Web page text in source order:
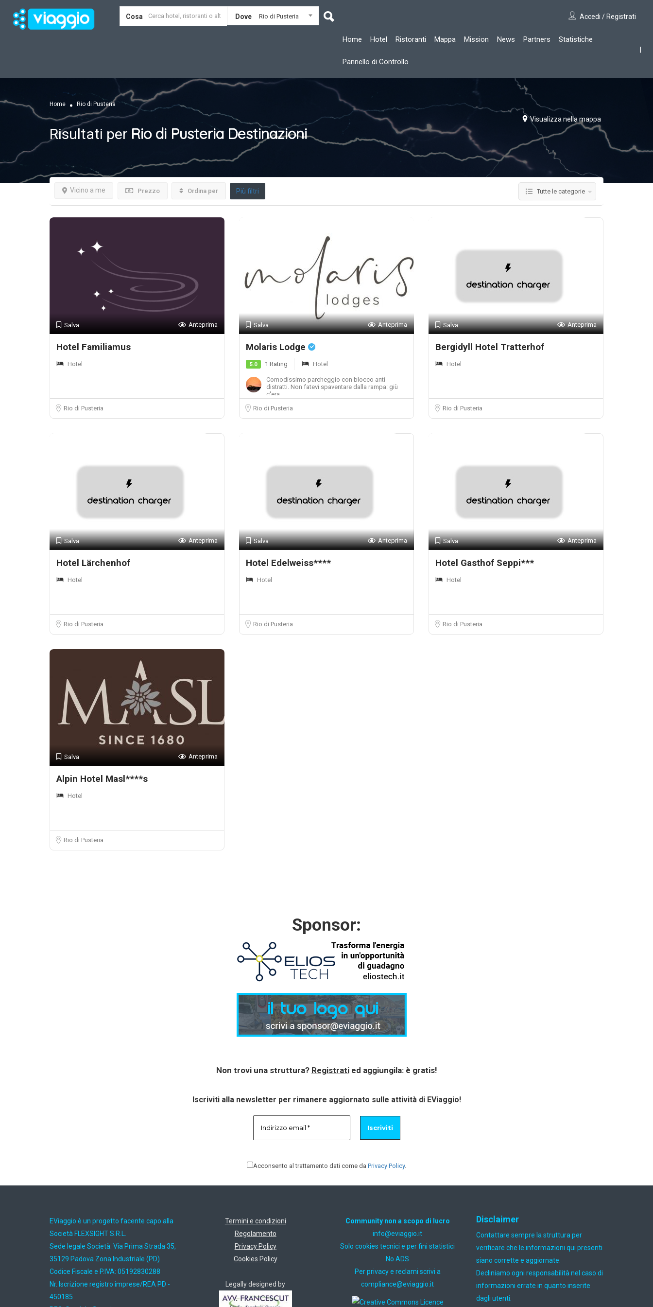
Cosa Dove Rio di Pusteria Accedi / Registrati
Home Hotel Ristoranti Mappa Mission News Partners Statistiche
Pannello di Controllo
Home Rio di Pusteria
Visualizza nella mappa
Risultati per Rio di Pusteria Destinazioni
Prezzo
Vicino a me Ordina per Più filtri Tutte le categorie
Salva Anteprima
Hotel Familiamus
Hotel
Rio di Pusteria
Salva Anteprima
Molaris Lodge
5.0 1 Rating Hotel
Comodissimo parcheggio con blocco anti-
distratti. Non fatevi spaventare dalla rampa: giù
c'era...
Rio di Pusteria
Salva Anteprima
Bergidyll Hotel Tratterhof
Hotel
Rio di Pusteria
Salva Anteprima
Hotel Lärchenhof
Hotel
Rio di Pusteria
Salva Anteprima
Hotel Edelweiss****
Hotel
Rio di Pusteria
Salva Anteprima
Hotel Gasthof Seppi***
Hotel
Rio di Pusteria
Salva Anteprima
Alpin Hotel Masl****s
Hotel
Rio di Pusteria
Sponsor:
Non trovi una struttura? Registratied aggiungila: è gratis!
Iscriviti alla newsletter per rimanere aggiornato sulle attività di EViaggio!
Acconsento al trattamento dati come da Privacy Policy.
EViaggio è un progetto facente capo alla
Società FLEXSIGHT S.R.L.
Sede legale Società: Via Prima Strada 35,
35129 Padova Zona Industriale (PD)
Codice Fiscale e P.IVA: 05192830288
Nr. Iscrizione registro imprese/REA PD -
450185
Termini e condizioni
Regolamento
Privacy Policy
Cookies Policy
Legally designed by
Community non a scopo di lucro
ti.oiggaive@ofni
Solo cookies tecnici e per fini statistici
No ADS
Per privacy e reclami scrivi a
ti.oiggaive@ecnailpmoc
Disclaimer
Contattare sempre la struttura per
verificare che le informazioni qui presenti
siano corrette e aggiornate.
Decliniamo ogni responsabilità nel caso di
informazioni errate in quanto inserite
dagli utenti.